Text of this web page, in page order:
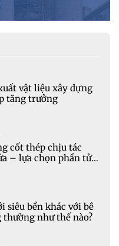
vật liệu xây dựng
tăng trưởng
cốt thép chịu tác
– lựa chọn phần tử
siêu bền khác với bê
như thế nào?